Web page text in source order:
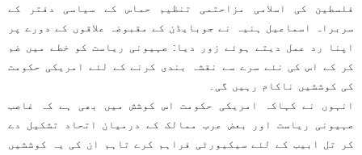
فلسطین کی اسلامی مزاحتمی تنظیم حماس کے سیاسی دفتر کے
سربراہ اسماعیل ہنیہ نے جوبایڈن کے مقبوضہ علاقوں کے دورے پر
اپنا رد عمل دیتے ہوئے زور دیا: صہیونی ریاست کو خطے میں ضم
کر کے اس کی نئے سرے سے نقشہ بندی کرنے کے لئے امریکی حکومت
کی کوششیں ناکام رہیں گی۔
انہوں نے کہاکہ امریکی حکومت اس کوشش میں بھی ہے کہ غاصب
صہیونی ریاست اور بعض عرب ممالک کے درمیان اتحاد تشکیل دے
کر تل ابیب کے لئے سیکیورٹی فراہم کرے تاہم ان کی یہ کوششیں